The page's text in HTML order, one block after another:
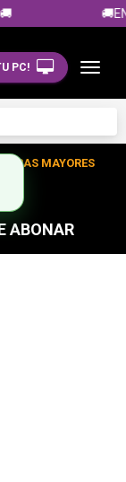
PC!
MAYORES
ABONAR